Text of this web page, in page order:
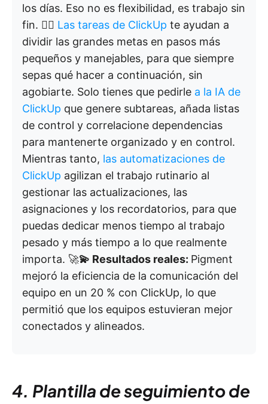
los días. Eso no es flexibilidad, es trabajo sin
fin. 😵‍💫 Las tareas de ClickUp te ayudan a
dividir las grandes metas en pasos más
pequeños y manejables, para que siempre
sepas qué hacer a continuación, sin
agobiarte. Solo tienes que pedirle a la IA de
ClickUp que genere subtareas, añada listas
de control y correlacione dependencias
para mantenerte organizado y en control.
Mientras tanto, las automatizaciones de
ClickUp agilizan el trabajo rutinario al
gestionar las actualizaciones, las
asignaciones y los recordatorios, para que
puedas dedicar menos tiempo al trabajo
pesado y más tiempo a lo que realmente
importa. 🚀💫 Resultados reales: Pigment
mejoró la eficiencia de la comunicación del
equipo en un 20 % con ClickUp, lo que
permitió que los equipos estuvieran mejor
conectados y alineados.
4. Plantilla de seguimiento de